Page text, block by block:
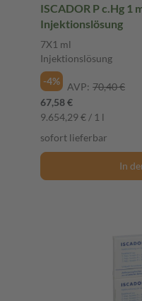
ISCADOR P c.Hg 1
Injektionslösung
7X1 ml
Injektionslösung
-4%
AVP: 70,40 €
67,58 €
9.654,29 € / 1 l
sofort lieferbar
In